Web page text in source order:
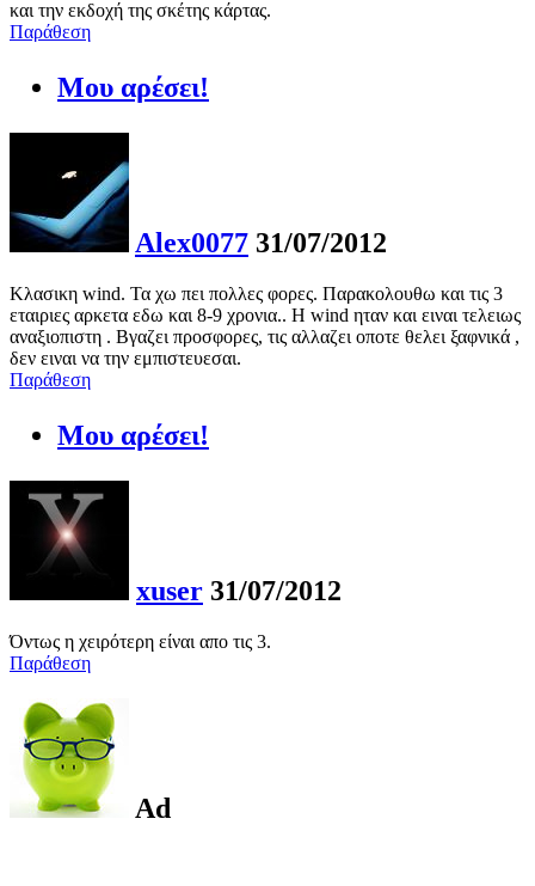
και την εκδοχή της σκέτης κάρτας.
Παράθεση
Μου αρέσει!
Alex0077 31/07/2012
Κλασικη wind. Τα χω πει πολλες φορες. Παρακολουθω και τις 3
εταιριες αρκετα εδω και 8-9 χρονια.. Η wind ηταν και ειναι τελειως
αναξιοπιστη . Βγαζει προσφορες, τις αλλαζει οποτε θελει ξαφνικά ,
δεν ειναι να την εμπιστευεσαι.
Παράθεση
Μου αρέσει!
xuser 31/07/2012
Όντως η χειρότερη είναι απο τις 3.
Παράθεση
Ad